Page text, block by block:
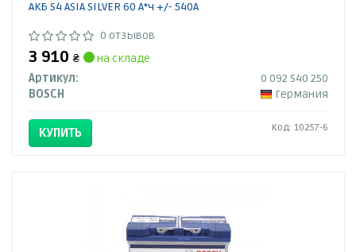
АКБ S4 ASIA SILVER 60 А*ч +/- 540A
0 отзывов
3 910 ₴
на складе
Артикул:
0 092 S40 250
BOSCH
Германия
КУПИТЬ Код: 10257-6